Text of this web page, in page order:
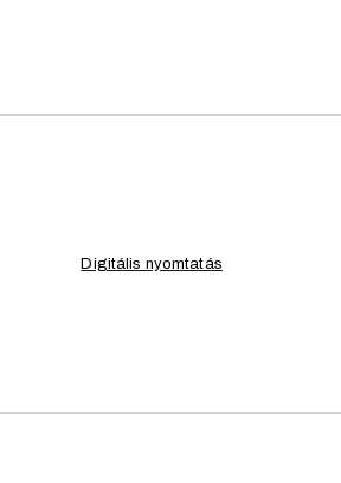
Digitális nyomtatás